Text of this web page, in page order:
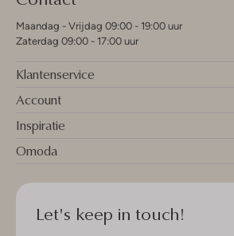
Maandag - Vrijdag 09:00 - 19:00 uur
Zaterdag 09:00 - 17:00 uur
Klantenservice
Account
Inspiratie
Omoda
Let's keep in touch!